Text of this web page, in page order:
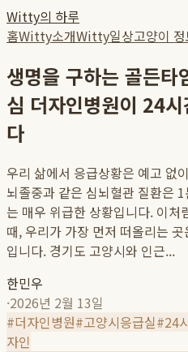
Witty의 하루
홈Witty소개Witty일상고양이 정
생명을 구하는 골든
심 더자인병원이 24
다
우리 삶에서 응급상황은 예고 없
뇌졸중과 같은 심뇌혈관 질환은
는 매우 위급한 상황입니다. 이처
때, 우리가 가장 먼저 떠올리는
입니다. 경기도 고양시와 인근...
한민우
·2026년 2월 13일
#더자인병원#고양시응급실#24
자인